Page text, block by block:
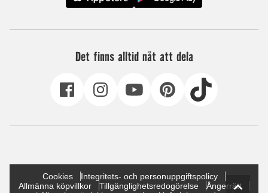
Det finns alltid nåt att dela
Cookies
Integritets- och personuppgiftspolicy
Allmänna köpvillkor
Tillgänglighetsredogörelse
Ångerrätt